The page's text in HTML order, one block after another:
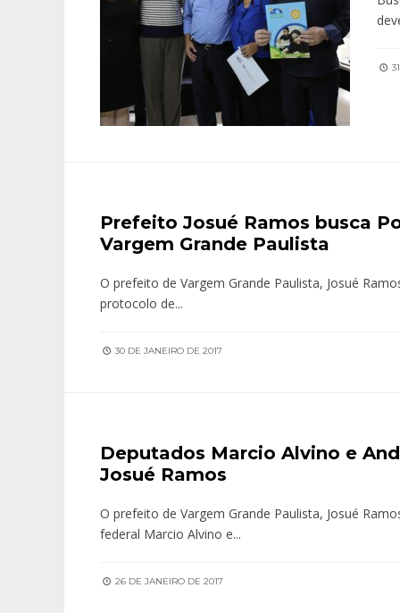
Prefeito Josué Ramos busca
Vargem Grande Paulista
O prefeito de Vargem Grande Paulista, Josué
protocolo de...
30 DE JANEIRO DE 2017
Deputados Marcio Alvino e
Josué Ramos
O prefeito de Vargem Grande Paulista, Josué
federal Marcio Alvino e...
26 DE JANEIRO DE 2017